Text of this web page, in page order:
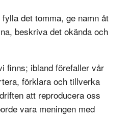
det tomma, ge namn åt
beskriva det okända och
finns; ibland förefaller vår
förklara och tillverka
att reproducera oss
vara meningen med